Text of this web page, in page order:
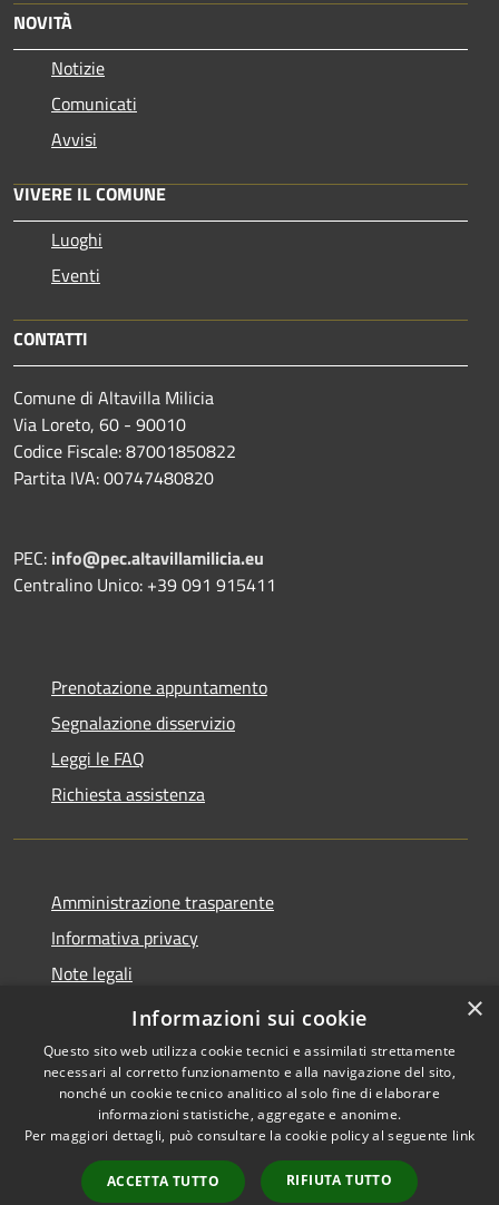
NOVITÀ
Notizie
Comunicati
Avvisi
VIVERE IL COMUNE
Luoghi
Eventi
CONTATTI
Comune di Altavilla Milicia
Via Loreto, 60 - 90010
Codice Fiscale: 87001850822
Partita IVA: 00747480820
PEC: info@pec.altavillamilicia.eu
Centralino Unico: +39 091 915411
Prenotazione appuntamento
Segnalazione disservizio
Leggi le FAQ
Richiesta assistenza
Amministrazione trasparente
Informativa privacy
Note legali
Dichiarazione di accessibilità
Accessibilità
Copyright © 2026 • Comune di
Altavilla Milicia • Powered by
Municipium•
Accesso
×
Informazioni sui cookie
Questo sito web utilizza cookie tecnici e assimilati strettamente
necessari al corretto funzionamento e alla navigazione del sito,
nonché un cookie tecnico analitico al solo fine di elaborare
informazioni statistiche, aggregate e anonime.
Per maggiori dettagli, può consultare la cookie policy al seguente link
ACCETTA TUTTO RIFIUTA TUTTO